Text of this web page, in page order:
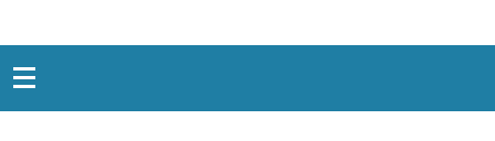
Snabblänkar